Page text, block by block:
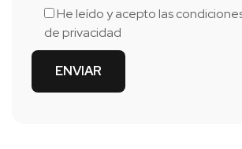
He leído y acepto las
de privacidad